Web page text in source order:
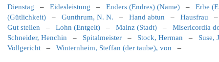
Dienstag – Eidesleistung – Enders (Endres) (Name) – Erbe
(Gütlichkeit) – Gunthrum, N. N. – Hand abtun – Hausfrau
Gut stellen – Lohn (Entgelt) – Mainz (Stadt) – Misericordia
Schneider, Henchin – Spitalmeister – Stock, Herman – Suse,
Vollgericht – Winternheim, Steffan (der taube), von –